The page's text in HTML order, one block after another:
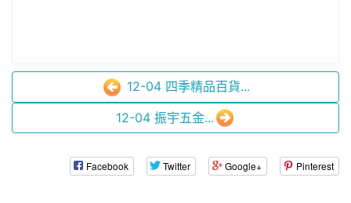
12-04 四季精品百貨...
12-04 振宇五金...
Facebook Twitter Google+ Pinterest